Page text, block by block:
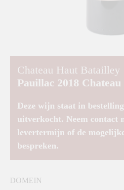
Chateau Haut Batailley
Pauillac 2018
Deze wijn staat in
uitverkocht. Neem contact
levertermijn of de
bespreken.
DOMEIN